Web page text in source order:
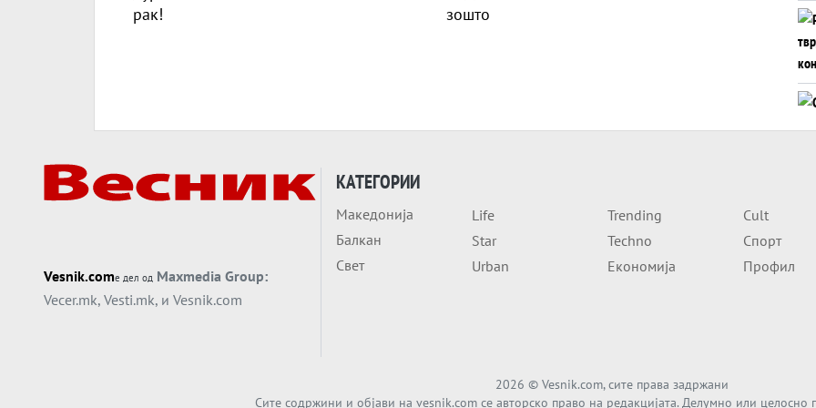
Vesnik.comе дел од Maxmedia Group:
Vecer.mk, Vesti.mk, и Vesnik.com
КАТЕГОРИИ
Македонија
Балкан
Свет
Life
Star
Urban
Trending
Techno
Економија
Cult
Спорт
Профил
2026 © Vesnik.com, сите права задржани
Сите содржини и објави на vesnik.com се авторско право на редакцијата. Делумно или целосно